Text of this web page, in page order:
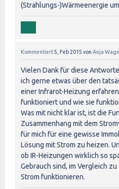
(Strahlungs-)Wärmeenergie
Kommentiert5, Feb 2015 von Anja
Vielen Dank für diese
ich gerne etwas über den
einer Infrarot-Heizung
funktioniert und wie sie
Was mit nicht klar ist, ist die
Zusammenhang mit dem
für mich für eine gewisse
Lösung mit Strom zu heizen.
ob IR-Heizungen wirklich so
Gebrauch sind, im Vergleich
Strom funktionieren.